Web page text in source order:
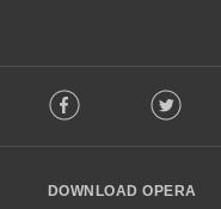
o
w
Facebook Twitter
DOWNLOAD OPERA